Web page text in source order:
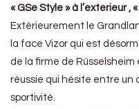
« GSe Style » à l’exterieur ,
Extérieurement le
la face Vizor qui est
de la firme de
réussie qui hésite entre un
sportivité.